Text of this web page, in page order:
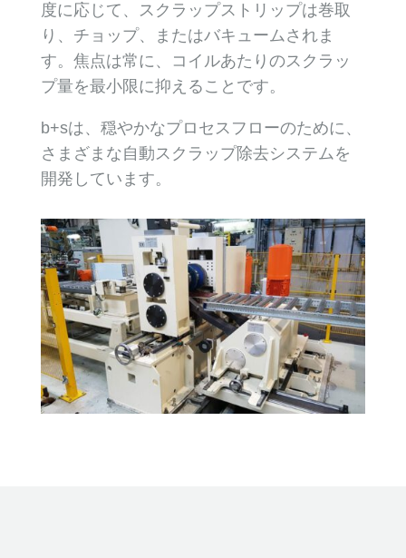
度に応じて、スクラップストリップは巻取
り、チョップ、またはバキュームされま
す。焦点は常に、コイルあたりのスクラッ
プ量を最小限に抑えることです。
b+sは、穏やかなプロセスフローのために、
さまざまな自動スクラップ除去システムを
開発しています。